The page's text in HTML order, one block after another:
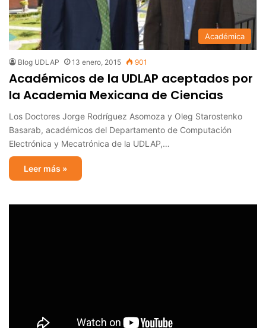
Académica
Blog UDLAP 13 enero, 2015 901
Académicos de la UDLAP aceptados por
la Academia Mexicana de Ciencias
Los Doctores Jorge Rodríguez Asomoza y Oleg Starostenko
Basarab, académicos del Departamento de Computación
Electrónica y Mecatrónica de la UDLAP,…
Leer más »